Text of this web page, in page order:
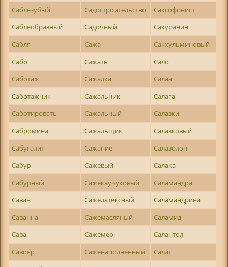
Саблезубый
Садостроительство
Саксофонист
Саблеобразный
Садочный
Сакуранин
Сабля
Сажа
Сакхульминовый
Сабо
Сажать
Сало
Саботаж
Сажалка
Салаа
Саботажник
Сажальник
Салага
Саботировать
Сажальный
Салазки
Сабромина
Сажальщик
Салазковый
Сабугалит
Сажание
Салазолон
Сабур
Сажевый
Салака
Сабурный
Сажекаучуковый
Саламандра
Саван
Сажелатексный
Саламандрина
Саванна
Сажемасляный
Саламид
Сава
Сажемер
Салантол
Савояр
Саженаполненный
Салат